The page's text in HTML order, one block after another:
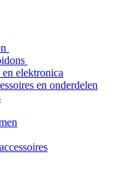
elektronica
en onderdelen